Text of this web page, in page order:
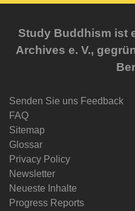
Study Buddhism ist
Archives e. V.,
Senden Sie uns Feedback
FAQ
Sitemap
Glossar
Privacy Policy
Newsletter
Neueste Inhalte
Progress Reports